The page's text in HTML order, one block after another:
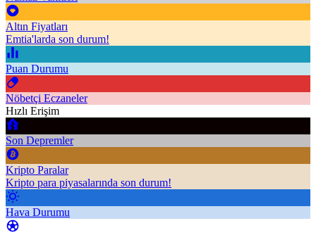
Altın Fiyatları
Emtia'larda son durum!
Puan Durumu
Nöbetçi Eczaneler
Hızlı Erişim
Son Depremler
Kripto Paralar
Kripto para piyasalarında son durum!
Hava Durumu